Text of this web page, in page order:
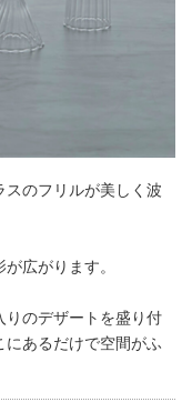
のフリルが美しく波
広がります。
りのデザートを盛り付
にあるだけで空間がふ